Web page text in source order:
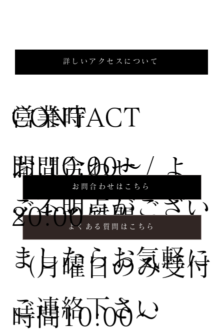
CONTACT
お問合わせ / よ
くある質問
お問合わせはこちら
ご不明点がござい
ましたらお気軽に
ご連絡下さい
よくある質問はこちら
営業時
間:10:00〜
20:00
（月曜日のみ受付
時間10:00〜
詳しいアクセスについて